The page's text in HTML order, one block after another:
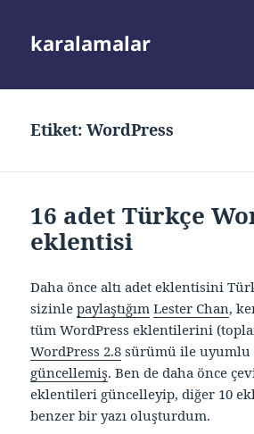
karalamalar
Etiket:WordPress
16 adet Türkçe
eklentisi
Daha önce altı adet eklentisini
sizinlepaylaştığım Lester Chan,
tüm WordPress eklentilerini
WordPress 2.8 sürümü ile uyumlu
güncellemiş. Ben de daha önce
eklentileri güncelleyip, diğer 10
benzer bir yazı oluşturdum.